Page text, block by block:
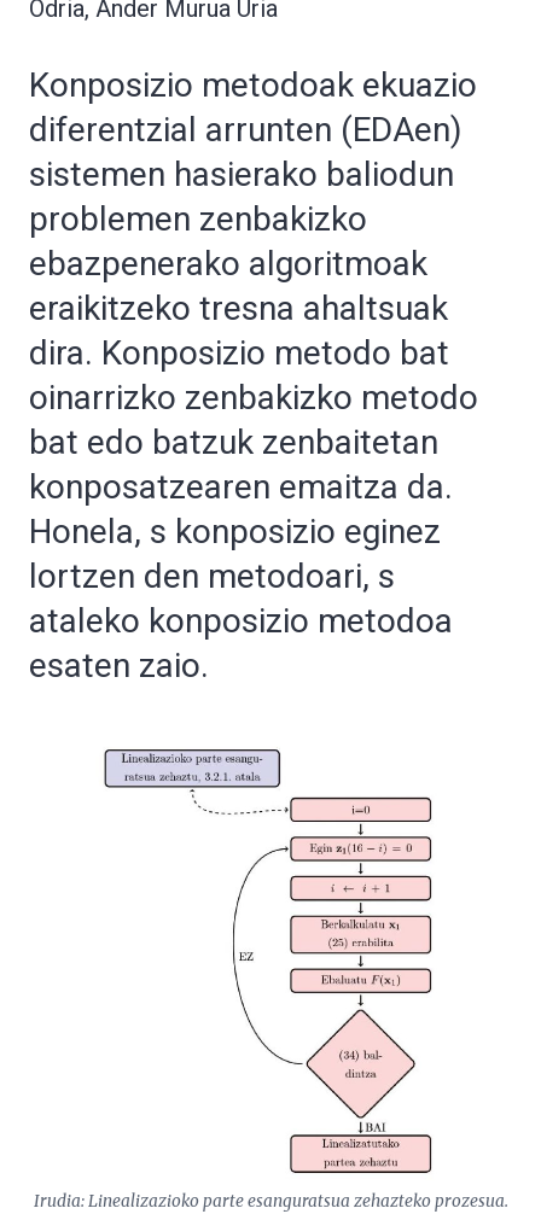
Odria, Ander Murua Uria
Konposizio metodoak ekuazio
diferentzial arrunten (EDAen)
sistemen hasierako baliodun
problemen zenbakizko
ebazpenerako algoritmoak
eraikitzeko tresna ahaltsuak
dira. Konposizio metodo bat
oinarrizko zenbakizko metodo
bat edo batzuk zenbaitetan
konposatzearen emaitza da.
Honela, s konposizio eginez
lortzen den metodoari, s
ataleko konposizio metodoa
esaten zaio.
Irudia: Linealizazioko parte esanguratsua zehazteko prozesua.